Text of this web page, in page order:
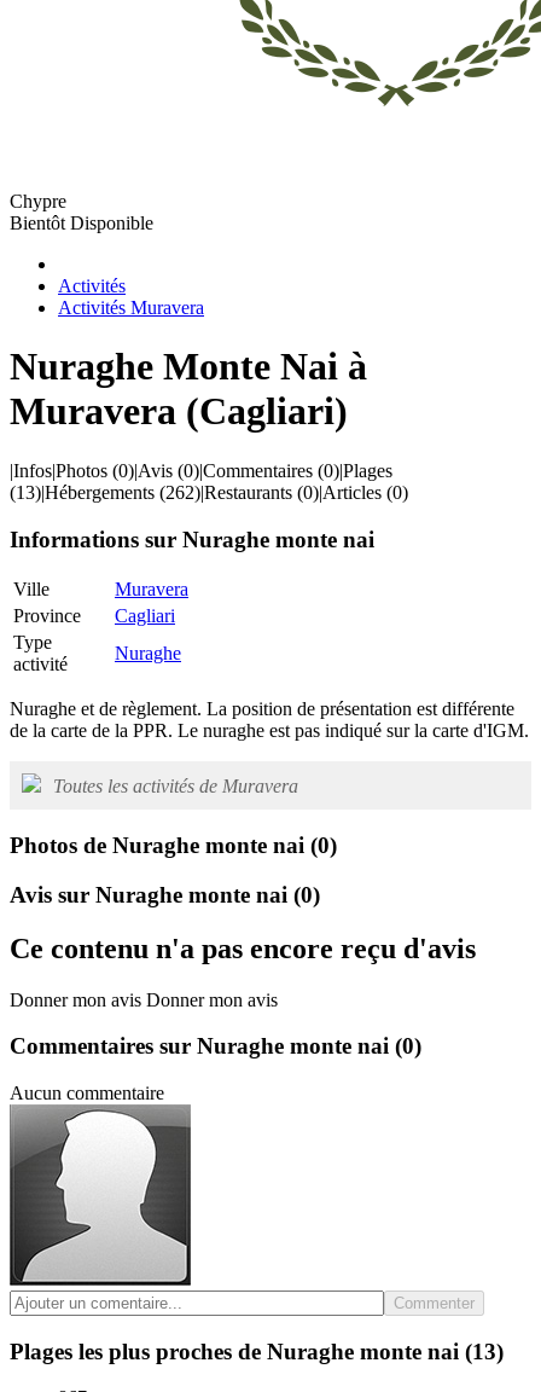
Chypre
Bientôt Disponible
Activités
Activités Muravera
Nuraghe Monte Nai à
Muravera (Cagliari)
|Infos|Photos (0)|Avis (0)|Commentaires (0)|Plages
(13)|Hébergements (262)|Restaurants (0)|Articles (0)
Informations sur Nuraghe monte nai
Ville
Muravera
Province
Cagliari
Type
activité
Nuraghe
Nuraghe et de règlement. La position de présentation est différente
de la carte de la PPR. Le nuraghe est pas indiqué sur la carte d'IGM.
Toutes les activités de Muravera
Photos de Nuraghe monte nai (0)
Avis sur Nuraghe monte nai (0)
Ce contenu n'a pas encore reçu d'avis
Donner mon avis Donner mon avis
Commentaires sur Nuraghe monte nai (0)
Aucun commentaire
Commenter
Plages les plus proches de Nuraghe monte nai (13)